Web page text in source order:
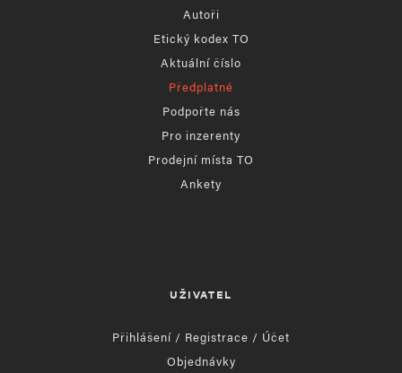
Autoři
Etický kodex TO
Aktuální číslo
Předplatné
Podpořte nás
Pro inzerenty
Prodejní místa TO
Ankety
UŽIVATEL
Přihlášení / Registrace / Účet
Objednávky